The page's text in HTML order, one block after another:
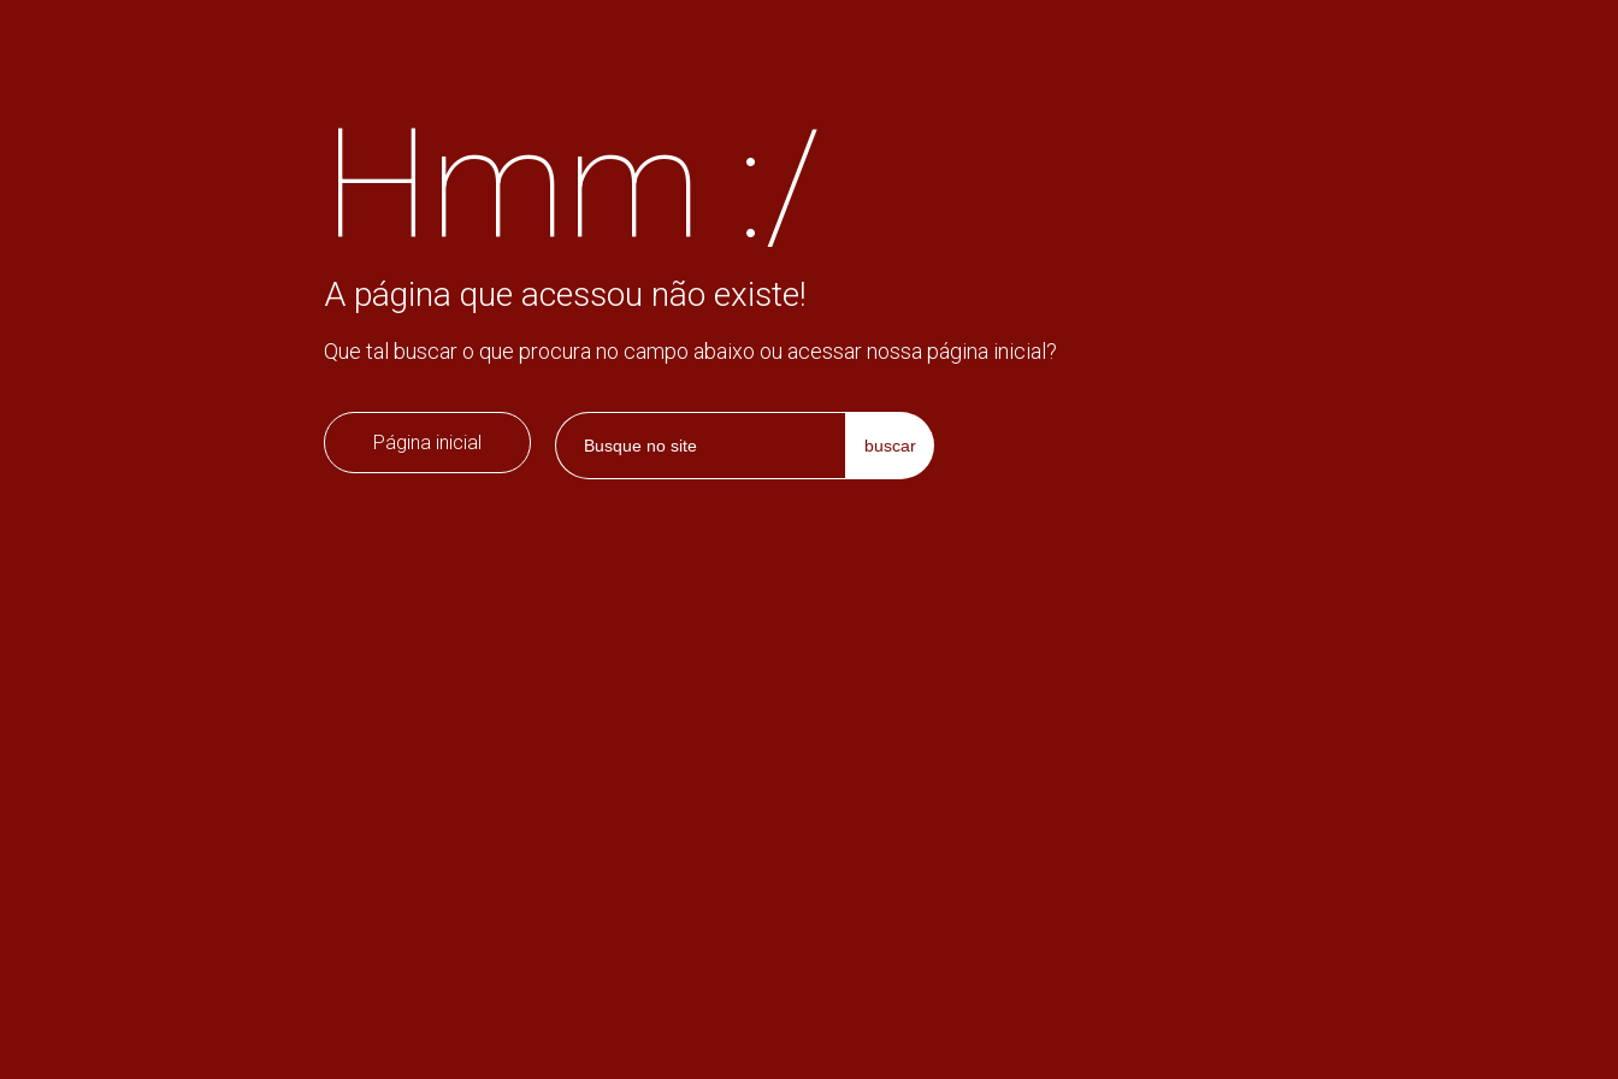
Hmm :/
A página que acessou não existe!
Que tal buscar o que procura no campo abaixo ou acessar nossa página inicial?
Página inicial